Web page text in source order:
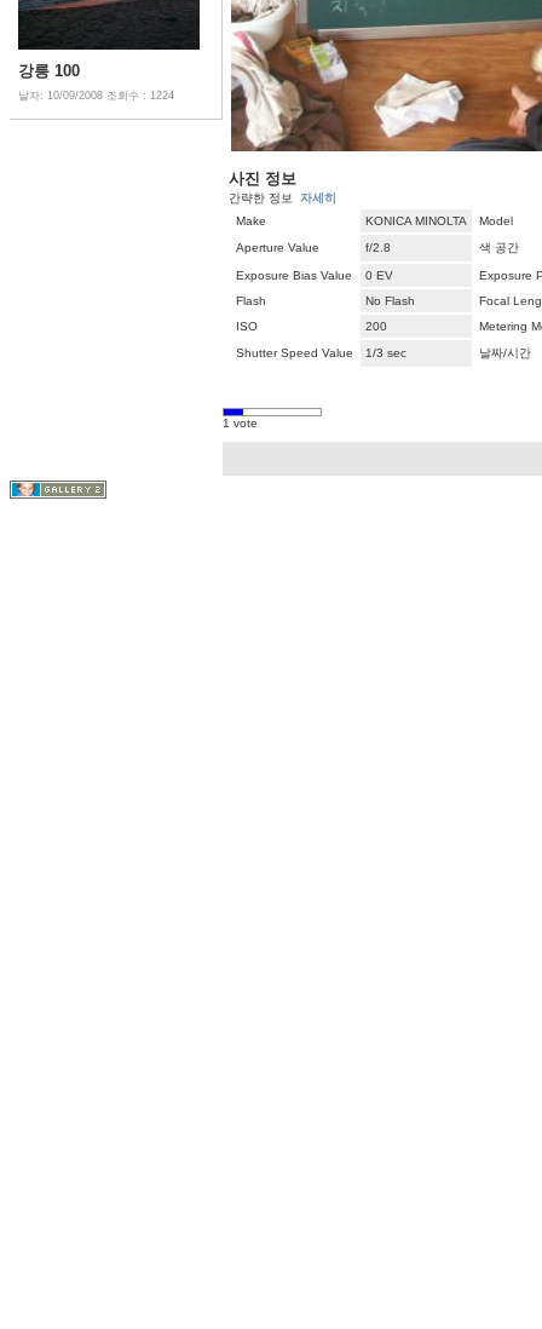
강릉 100
날자: 10/09/2008 조회수 : 1224
사진 정보
간략한 정보 자세히
Make
KONICA MINOLTA
Model
Aperture Value
f/2.8 색 공간
Exposure Bias Value 0 EV
Exposure
Flash
No Flash
Focal
ISO
200
Metering
Shutter Speed Value
1/3 sec 날짜/시간
1 vote